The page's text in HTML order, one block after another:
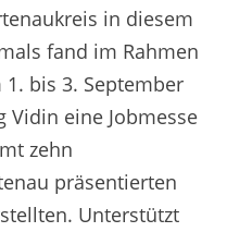
in diesem
fand im Rahmen
bis 3. September
Vidin eine Jobmesse
zehn
präsentierten
Unterstützt